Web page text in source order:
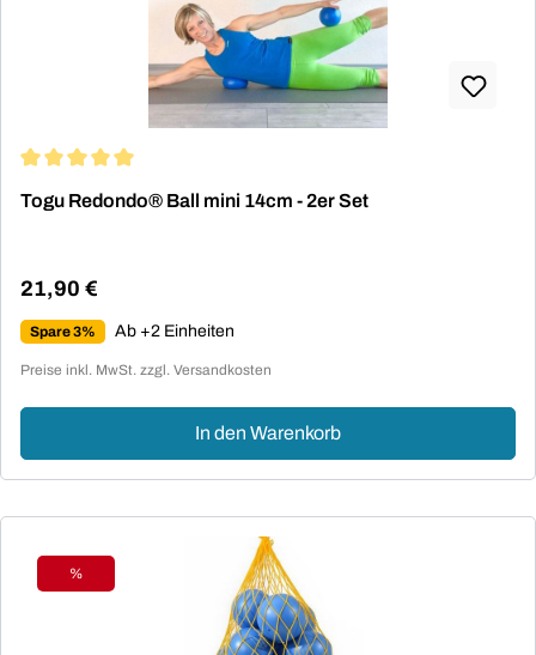
Togu Redondo® Ball mini 14cm - 2er Set
Regulärer Preis:
21,90 €
Spare 3% Ab +2 Einheiten
Preise inkl. MwSt. zzgl. Versandkosten
In den Warenkorb
Rabatt
%